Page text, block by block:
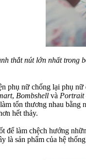
thắt nút lớn nhất trong
phụ nữ chống lại phụ
, Bombshell và Portrait
tổn thương nhau
hết thảy.
làm chệch hướng
là sản phẩm của hệ